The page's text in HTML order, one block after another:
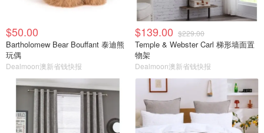
$50.00
Bartholomew Bear Bouffant 泰迪熊
玩偶
Dealmoon澳新省钱快报
$139.00 $229.00
Temple & Webster Carl 梯形墙面置
物架
Dealmoon澳新省钱快报